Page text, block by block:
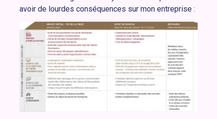
avoir de lourdes conséquences sur mon entreprise :